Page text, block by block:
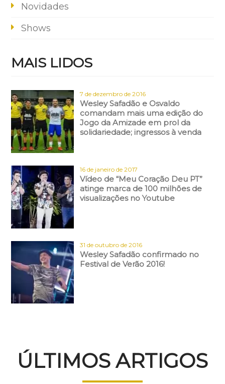
Novidades
Shows
MAIS LIDOS
7 de dezembro de 2016
Wesley Safadão e Osvaldo
comandam mais uma edição do
Jogo da Amizade em prol da
solidariedade; ingressos à venda
16 de janeiro de 2017
Vídeo de “Meu Coração Deu PT”
atinge marca de 100 milhões de
visualizações no Youtube
31 de outubro de 2016
Wesley Safadão confirmado no
Festival de Verão 2016!
ÚLTIMOS ARTIGOS